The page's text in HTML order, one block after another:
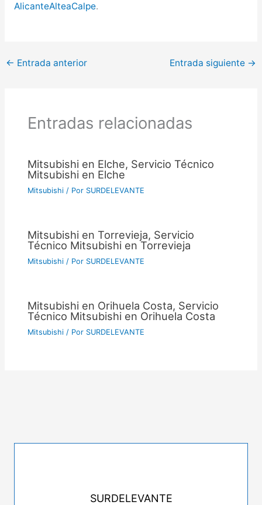
AlicanteAlteaCalpe.
← Entrada anterior Entrada siguiente →
Entradas relacionadas
Mitsubishi en Elche, Servicio Técnico
Mitsubishi en Elche
Mitsubishi / Por SURDELEVANTE
Mitsubishi en Torrevieja, Servicio
Técnico Mitsubishi en Torrevieja
Mitsubishi / Por SURDELEVANTE
Mitsubishi en Orihuela Costa, Servicio
Técnico Mitsubishi en Orihuela Costa
Mitsubishi / Por SURDELEVANTE
SURDELEVANTE